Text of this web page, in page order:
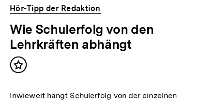
Hör-Tipp der Redaktion
Wie Schulerfolg von den
Lehrkräften abhängt
Inhalt
Inwieweit hängt Schulerfolg von der einzelnen